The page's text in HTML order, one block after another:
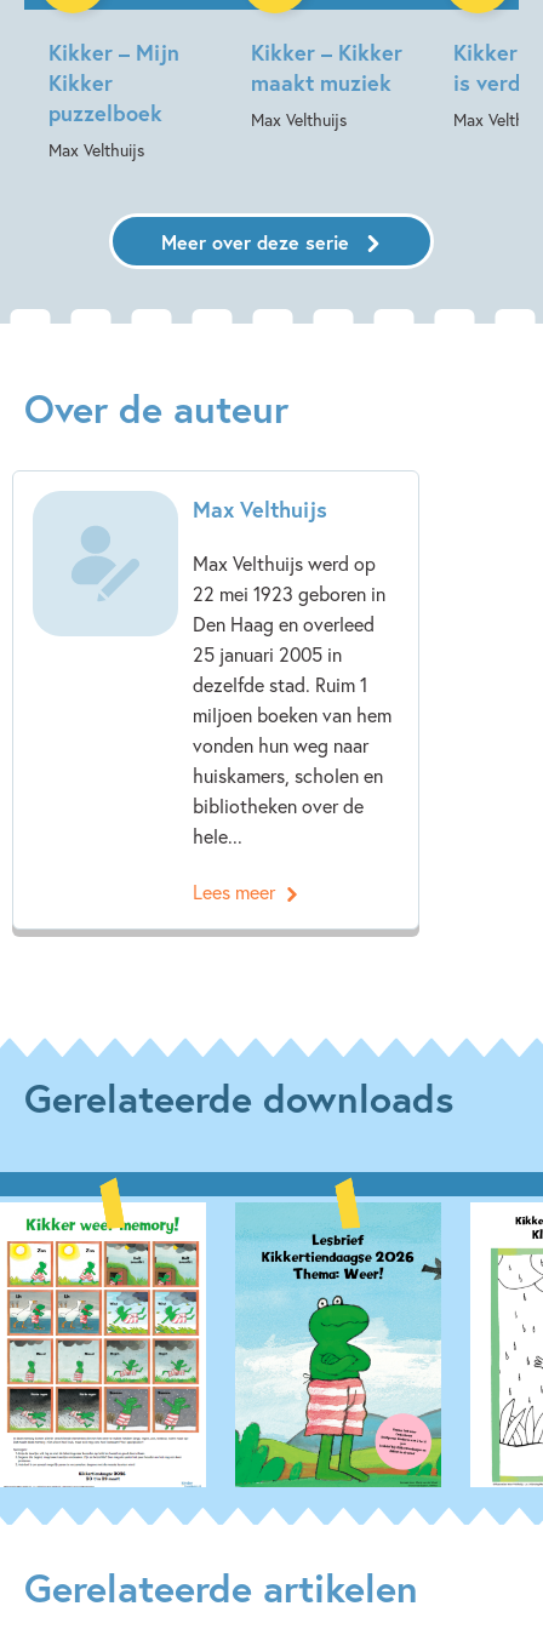
<i>Kikker en de horizon</i>
<i>Kikker vindt een vriendje</i>
<i>Kikker en de vreemdeling</i>
Kikker – Mijn
Kikker
puzzelboek
Max Velthuijs
Kikker – Kikker
maakt muziek
Max Velthuijs
Kikker –
is
Max
Meer over deze serie
Over de auteur
Max Velthuijs
Max Velthuijs werd op
22 mei 1923 geboren in
Den Haag en overleed
25 januari 2005 in
dezelfde stad. Ruim 1
miljoen boeken van hem
vonden hun weg naar
huiskamers, scholen en
bibliotheken over de
hele...
Lees meer
Gerelateerde downloads
Gerelateerde artikelen